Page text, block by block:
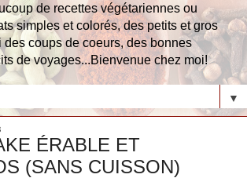
de recettes végétariennes ou
simples et colorés, des petits et gros
des coups de coeurs, des bonnes
de voyages...Bienvenue chez moi!
▼
ÉRABLE ET
(SANS CUISSON)